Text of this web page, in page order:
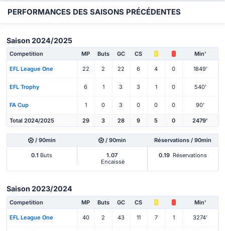
PERFORMANCES DES SAISONS PRÉCÉDENTES
Saison 2024/2025
Competition MP Buts GC CS Min'
EFL League One 22 2 22 6 4 0 1849'
EFL Trophy 6 1 3 3 1 0 540'
FA Cup 1 0 3 0 0 0 90'
Total 2024/2025 29 3 28 9 5 0 2479'
/ 90min / 90min Réservations / 90min
0.1 Buts
1.07
Encaissé
0.19 Réservations
Saison 2023/2024
Competition MP Buts GC CS Min'
EFL League One 40 2 43 11 7 1 3274'